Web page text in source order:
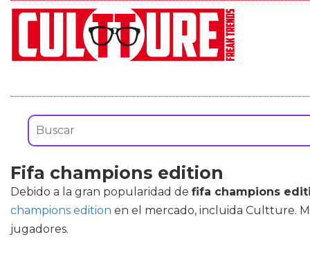
Fifa champions edition
Debido a la gran popularidad de fifa champions
champions edition en el mercado, incluida Cultture.
jugadores.